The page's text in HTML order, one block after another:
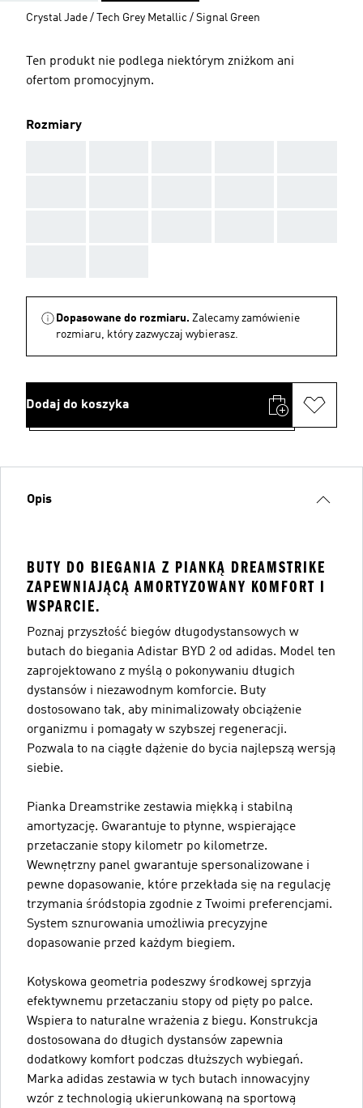
Crystal Jade / Tech Grey Metallic / Signal Green
Ten produkt nie podlega niektórym zniżkom ani
ofertom promocyjnym.
Rozmiary
Dopasowane do rozmiaru. Zalecamy zamówienie
rozmiaru, który zazwyczaj wybierasz.
Dodaj do koszyka
Opis
BUTY DO BIEGANIA Z PIANKĄ DREAMSTRIKE
ZAPEWNIAJĄCĄ AMORTYZOWANY KOMFORT I
WSPARCIE.
Poznaj przyszłość biegów długodystansowych w
butach do biegania Adistar BYD 2 od adidas. Model ten
zaprojektowano z myślą o pokonywaniu długich
dystansów i niezawodnym komforcie. Buty
dostosowano tak, aby minimalizowały obciążenie
organizmu i pomagały w szybszej regeneracji.
Pozwala to na ciągłe dążenie do bycia najlepszą wersją
siebie.
Pianka Dreamstrike zestawia miękką i stabilną
amortyzację. Gwarantuje to płynne, wspierające
przetaczanie stopy kilometr po kilometrze.
Wewnętrzny panel gwarantuje spersonalizowane i
pewne dopasowanie, które przekłada się na regulację
trzymania śródstopia zgodnie z Twoimi preferencjami.
System sznurowania umożliwia precyzyjne
dopasowanie przed każdym biegiem.
Kołyskowa geometria podeszwy środkowej sprzyja
efektywnemu przetaczaniu stopy od pięty po palce.
Wspiera to naturalne wrażenia z biegu. Konstrukcja
dostosowana do długich dystansów zapewnia
dodatkowy komfort podczas dłuższych wybiegań.
Marka adidas zestawia w tych butach innowacyjny
wzór z technologią ukierunkowaną na sportową